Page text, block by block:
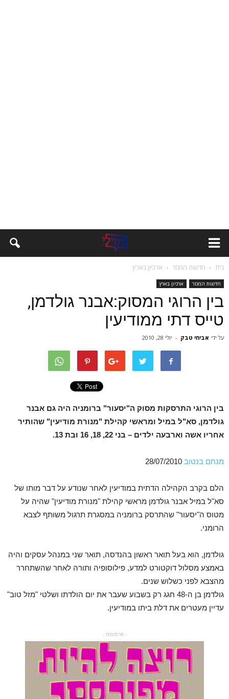
בית חדשות המגזר ארכיון בארץ
חדשות המגזר ארכיון בארץ
בין הרוגי המסוק:אבנר גולדמן,
טייס דתי ממודיעין
על ידי אביחי טבק - יולי 28, 2010
בין הרוגי התרסקות מסוק ה"יסעור" ברומניה היה גם אבנר
גולדמן, סא"ל במיל ומראשי קהילת "מנורת מודיעין" שהותיר
אחריו אשה וארבעה ילדים – בני 22, 18, 16 ובת 13.
מנחם בנטוב
הלם בקרב הקהילה הדתית במודיעין לאחר שנודע על דבר מותו של
סא"ל במיל אבנר גולדמן מראשי קהילת "מנורת מודיעין" שהיה על
מטוס ה"יסעור" שהתרסק ברומניה במסגרת תרגול משותף לצבא
הרומני.
גולדמן, הוא בעל תואר ראשון בהנדסה, תואר שני במנהל עסקים והיה
באמצע מסלול דוקטורט למדע, פילוסופיה ותורה לאחר שהשתחרר
מהצבא לפני כשלוש שנים.
גולדמן בן ה-48 חגג רק בשבוע שעבר את יום הולדתו ושלטי "מזל טוב"
עדיין מעטרים את דלת ביתו במודיעין.
- פרסומת -